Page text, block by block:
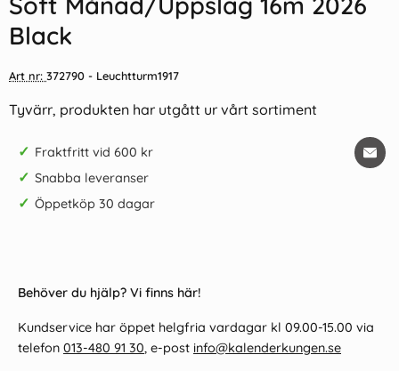
Black
Art nr: 372790 - Leuchtturm1917
Tyvärr, produkten har utgått ur vårt sortiment
✓ Fraktfritt vid 600 kr
✓ Snabba leveranser
✓ Öppetköp 30 dagar
Behöver du hjälp? Vi finns här!
Kundservice har öppet helgfria vardagar kl 09.00-15.00 via
telefon 013-480 91 30, e-post info@kalenderkungen.se